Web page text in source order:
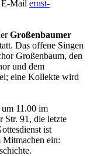
Mail ernst-
Großenbaumer
Das offene Singen
Großenbaum, den
und dem
eine Kollekte wird
11.00 im
Str. 91, die letzte
ist
Mitmachen ein: